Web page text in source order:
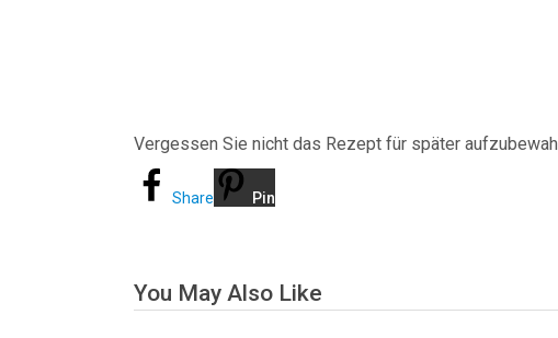
Vergessen Sie nicht das Rezept für später
Share Pin
You May Also Like